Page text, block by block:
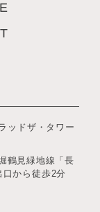
ッドザ・タワー
鶴見緑地線「長
から徒歩2分